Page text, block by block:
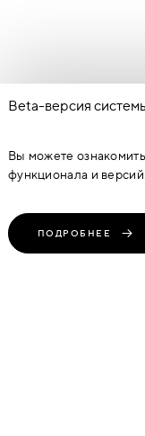
1
Beta-версия
Вы можете
функционала и версий.
ПОДРОБНЕЕ